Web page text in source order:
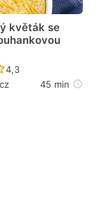
květák se
Recept ještě nebyl
4,3
45 min